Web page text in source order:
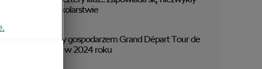
rok w kolarstwie
Włochy gospodarzem Grand Départ Tour de
France w 2024 roku